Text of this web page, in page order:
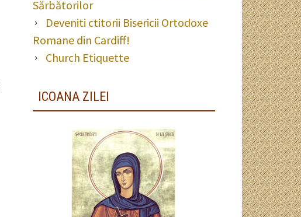
Sărbătorilor
Deveniti ctitorii Bisericii Ortodoxe
Romane din Cardiff!
Church Etiquette
ICOANA ZILEI